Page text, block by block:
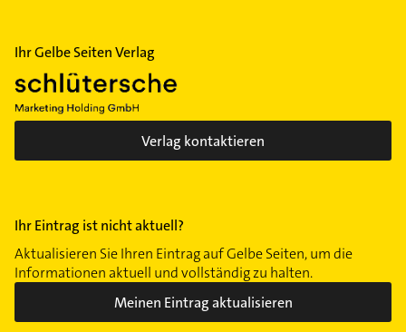
Ihr Gelbe Seiten Verlag
Verlag kontaktieren
Ihr Eintrag ist nicht aktuell?
Aktualisieren Sie Ihren Eintrag auf Gelbe Seiten, um die
Informationen aktuell und vollständig zu halten.
Meinen Eintrag aktualisieren